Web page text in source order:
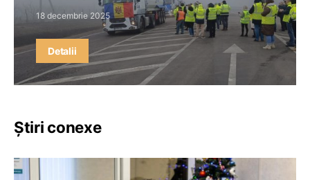
18 decembrie 2025
Detalii
Știri conexe